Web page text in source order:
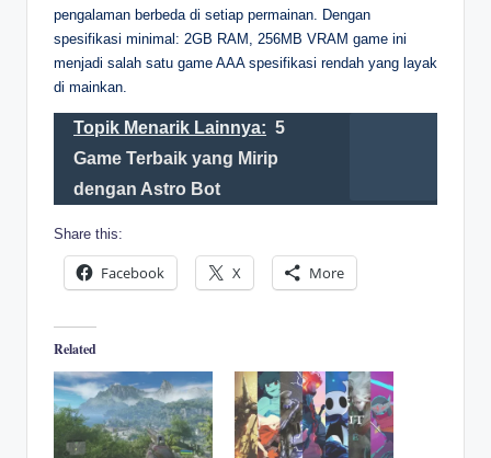
pengalaman berbeda di setiap permainan. Dengan
spesifikasi minimal: 2GB RAM, 256MB VRAM game ini
menjadi salah satu game AAA spesifikasi rendah yang layak
di mainkan.
Topik Menarik Lainnya: 5
Game Terbaik yang Mirip
dengan Astro Bot
Share this:
Facebook X More
Related